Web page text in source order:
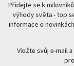
Přidejte se k
výhody světa - top
informace o
Vložte svůj e-mail